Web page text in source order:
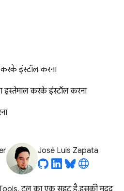
इंस्टॉल करना
इस्तेमाल करके इंस्टॉल करना
José Luis Zapata
टूल का एक सुइट है. इसकी मदद